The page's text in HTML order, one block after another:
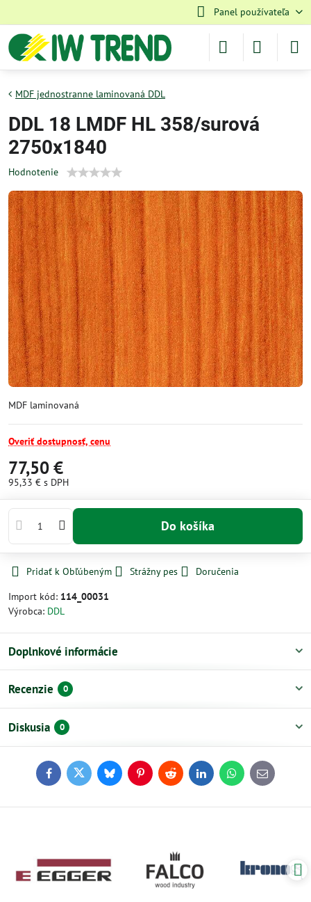
Panel používateľa
MDF jednostranne laminovaná DDL
DDL 18 LMDF HL 358/surová
2750x1840
Hodnotenie
MDF laminovaná
Overiť dostupnosť, cenu
77,50 €
95,33 € s DPH
Do košíka
Pridať k Obľúbeným Strážny pes
Doručenia
Import kód: 114_00031
Výrobca: DDL
Doplnkové informácie
Recenzie 0
Diskusia 0
FacebookTwitterBlueskyPinterestReddit LinkedInWhatsApp
E-
mail